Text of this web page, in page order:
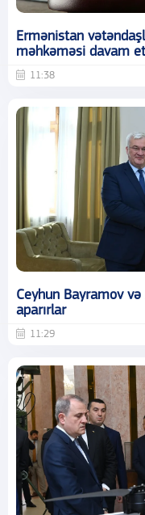
Ermənistan
məhkəməsi davam
11:38
Ceyhun Bayramov və
aparırlar
11:29